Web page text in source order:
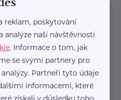
inspirace na každý den,
zkušeností. Takový je
Přihlaste se k jeho
reklam, poskytování
analýze naší návštěvnosti
. Informace o tom, jak
se svými partnery pro
Partneři tyto údaje
informacemi, které